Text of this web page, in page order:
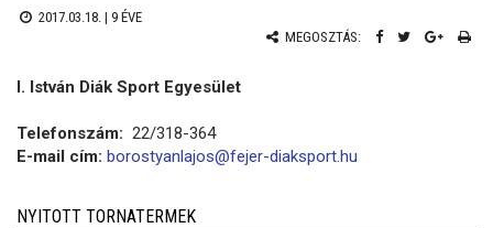
2017.03.18. | 9 ÉVE
MEGOSZTÁS:
I. István Diák Sport Egyesület
Telefonszám: 22/318-364
E-mail cím: borostyanlajos@fejer-diaksport.hu
NYITOTT TORNATERMEK